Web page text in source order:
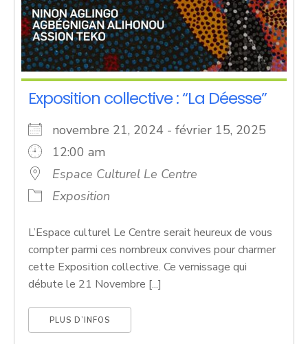
Exposition collective : “La Déesse”
novembre 21, 2024 - février 15, 2025
12:00 am
Espace Culturel Le Centre
Exposition
L’Espace culturel Le Centre serait heureux de vous
compter parmi ces nombreux convives pour charmer
cette Exposition collective. Ce vernissage qui
débute le 21 Novembre [...]
PLUS D’INFOS